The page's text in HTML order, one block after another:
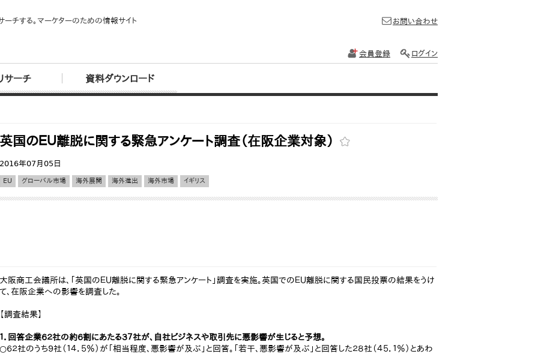
ーチする。マーケターのための情報サイト
サーチ 資料ダウンロード
お問い合わせ
会員登録 ログイン
英国のＥＵ離脱に関する緊急アンケート調査（在阪企業対象）
2016年07月05日
EU グローバル市場 海外展開 海外進出 海外市場 イギリス
大阪商工会議所は、「英国のＥＵ離脱に関する緊急アンケート」調査を実施。英国でのＥＵ離脱に関する国民投票の結果をうけ
て、在阪企業への影響を調査した。
【調査結果】
１．回答企業６２社の約６割にあたる３７社が、自社ビジネスや取引先に悪影響が生じると予想。
○６２社のうち９社（１４．５％）が「相当程度、悪影響が及ぶ」と回答。「若干、悪影響が及ぶ」と回答した２８社（４５．１％）とあわ